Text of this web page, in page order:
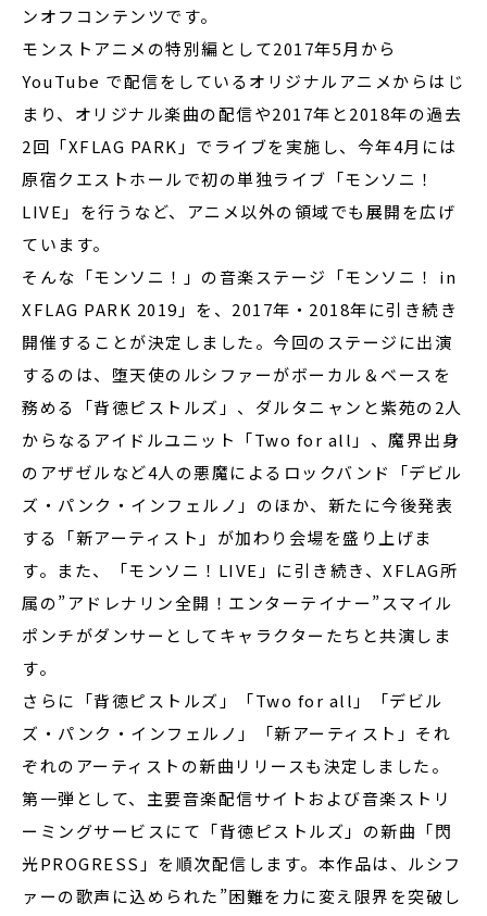
ンオフコンテンツです。
モンストアニメの特別編として2017年5月から
YouTube で配信をしているオリジナルアニメからはじ
まり、オリジナル楽曲の配信や2017年と2018年の過去
2回「XFLAG PARK」でライブを実施し、今年4月には
原宿クエストホールで初の単独ライブ「モンソニ！
LIVE」を行うなど、アニメ以外の領域でも展開を広げ
ています。
そんな「モンソニ！」の音楽ステージ「モンソニ！ in
XFLAG PARK 2019」を、2017年・2018年に引き続き
開催することが決定しました。今回のステージに出演
するのは、堕天使のルシファーがボーカル＆ベースを
務める「背徳ピストルズ」、ダルタニャンと紫苑の2人
からなるアイドルユニット「Two for all」、魔界出身
のアザゼルなど4人の悪魔によるロックバンド「デビル
ズ・パンク・インフェルノ」のほか、新たに今後発表
する「新アーティスト」が加わり会場を盛り上げま
す。また、「モンソニ！LIVE」に引き続き、XFLAG所
属の”アドレナリン全開！エンターテイナー”スマイル
ポンチがダンサーとしてキャラクターたちと共演しま
す。
さらに「背徳ピストルズ」「Two for all」「デビル
ズ・パンク・インフェルノ」「新アーティスト」それ
ぞれのアーティストの新曲リリースも決定しました。
第一弾として、主要音楽配信サイトおよび音楽ストリ
ーミングサービスにて「背徳ピストルズ」の新曲「閃
光PROGRESS」を順次配信します。本作品は、ルシフ
ァーの歌声に込められた”困難を力に変え限界を突破し